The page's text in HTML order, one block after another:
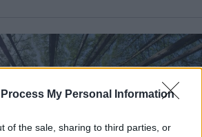
Process My Personal Information
of the sale, sharing to third parties, or